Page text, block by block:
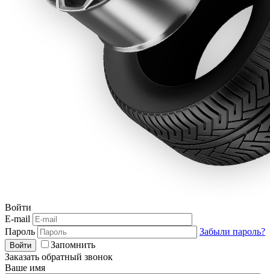
Войти
E-mail
Пароль
Забыли пароль?
Войти
Запомнить
Заказать обратный звонок
Ваше имя